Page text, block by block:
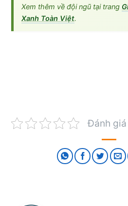
Xem thêm về đội ngũ tại trang
Xanh Toàn Việt.
Đánh